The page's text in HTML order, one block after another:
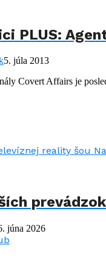
PLUS:
5. júla 2013
Covert Affairs je
júna 2026